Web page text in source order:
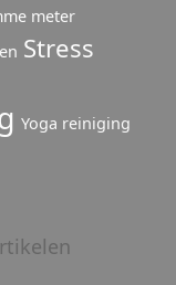
meter
Stress
Yoga reiniging